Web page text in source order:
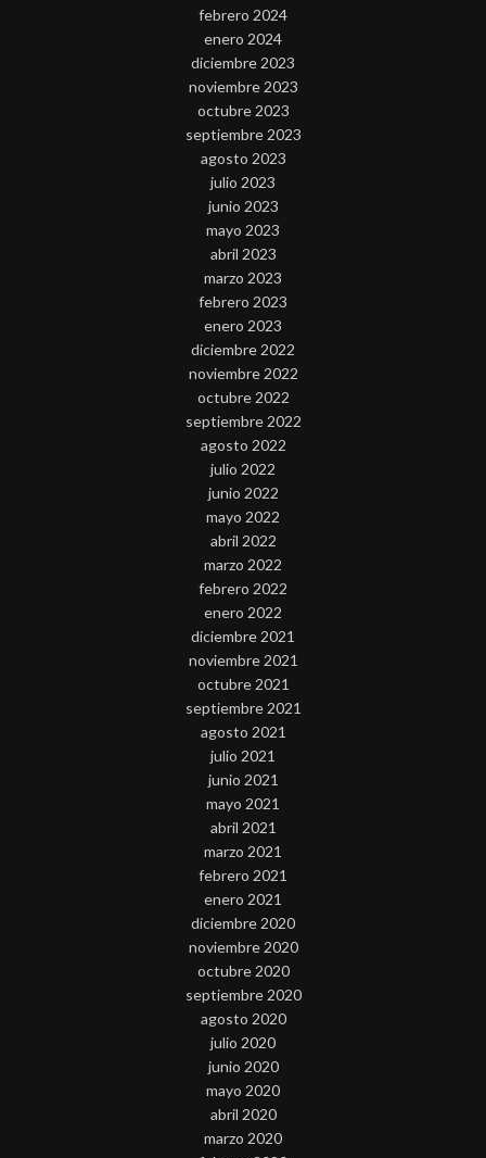
febrero 2024
enero 2024
diciembre 2023
noviembre 2023
octubre 2023
septiembre 2023
agosto 2023
julio 2023
junio 2023
mayo 2023
abril 2023
marzo 2023
febrero 2023
enero 2023
diciembre 2022
noviembre 2022
octubre 2022
septiembre 2022
agosto 2022
julio 2022
junio 2022
mayo 2022
abril 2022
marzo 2022
febrero 2022
enero 2022
diciembre 2021
noviembre 2021
octubre 2021
septiembre 2021
agosto 2021
julio 2021
junio 2021
mayo 2021
abril 2021
marzo 2021
febrero 2021
enero 2021
diciembre 2020
noviembre 2020
octubre 2020
septiembre 2020
agosto 2020
julio 2020
junio 2020
mayo 2020
abril 2020
marzo 2020